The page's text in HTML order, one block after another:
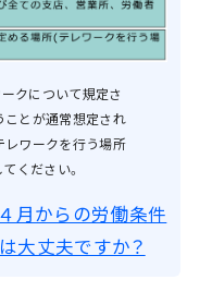
クについて規定さ
ことが通常想定され
レワークを行う場所
ください。
月からの労働条件
大丈夫ですか？